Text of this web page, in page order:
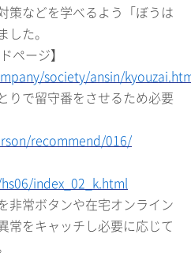
策などを学べるよう「ぼうは
た。
ページ】
society/ansin/
で留守番をさせるため必要
recommend/016/
index_02_k.html
非常ボタンや在宅オンライン
常をキャッチし必要に応じて